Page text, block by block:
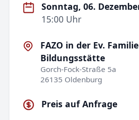
Sonntag, 06.
15:00 Uhr
FAZO in der Ev.
Bildungsstätte
Gorch-Fock-Straße 5a
26135 Oldenburg
Preis auf Anfrage